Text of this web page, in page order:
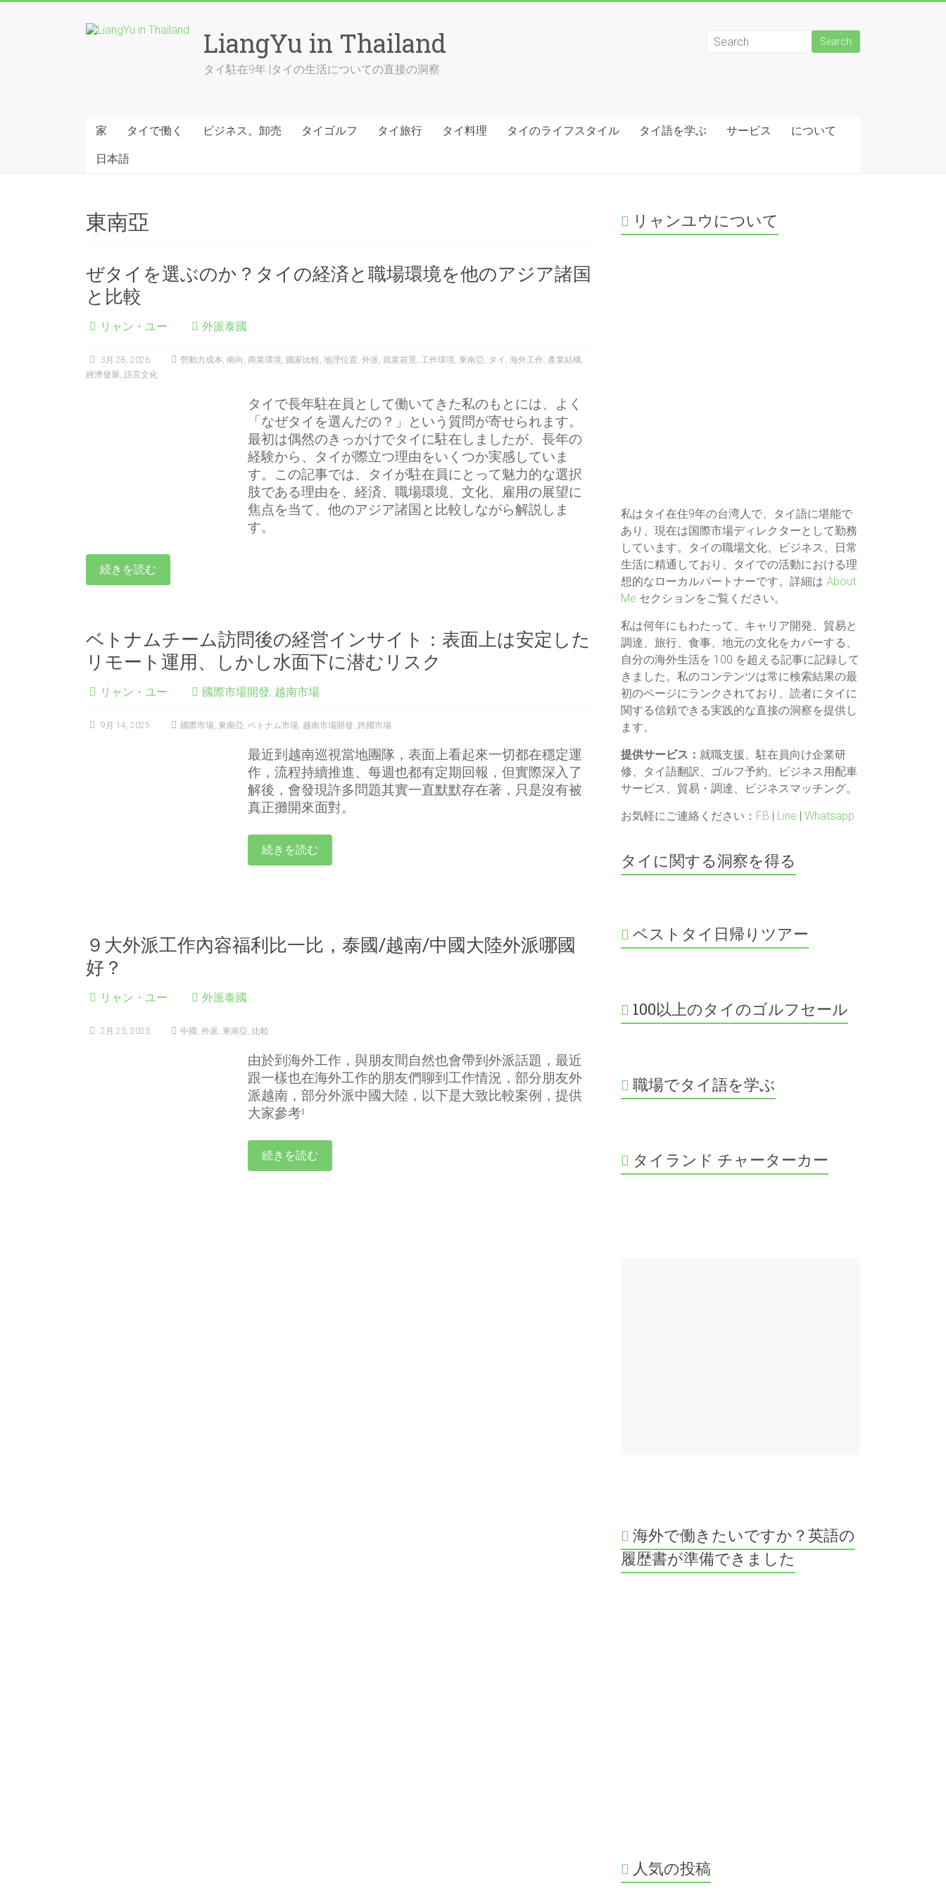
LiangYu in Thailand
タイ駐在9年 |タイの生活についての直接の洞察
家 タイで働く ビジネス。卸売 タイゴルフ タイ旅行 タイ料理 タイのライフスタイル タイ語を学ぶ サービス について
日本語
東南亞
ぜタイを選ぶのか？タイの経済と職場環境を他のアジア諸国
と比較
リャン・ユー 外派泰國
3月 28, 2026 勞動力成本, 南向 , 商業環境, 國家比較, 地理位置, 外派, 就業前景, 工作環境, 東南亞, タイ , 海外工作, 產業結構,
經濟發展, 語言文化
タイで長年駐在員として働いてきた私のもとには、よく
「なぜタイを選んだの？」という質問が寄せられます。
最初は偶然のきっかけでタイに駐在しましたが、長年の
経験から、タイが際立つ理由をいくつか実感していま
す。この記事では、タイが駐在員にとって魅力的な選択
肢である理由を、経済、職場環境、文化、雇用の展望に
焦点を当て、他のアジア諸国と比較しながら解説しま
す。
続きを読む
ベトナムチーム訪問後の経営インサイト：表面上は安定した
リモート運用、しかし水面下に潜むリスク
リャン・ユー 國際市場開發, 越南市場
9月 14, 2025 國際市場, 東南亞, ベトナム市場, 越南市場開發, 跨國市場
最近到越南巡視當地團隊，表面上看起來一切都在穩定運
作，流程持續推進、每週也都有定期回報，但實際深入了
解後，會發現許多問題其實一直默默存在著，只是沒有被
真正攤開來面對。
続きを読む
９大外派工作內容福利比一比，泰國/越南/中國大陸外派哪國
好？
リャン・ユー 外派泰國
2月 23, 2023 中國 外派 東南亞 比較
由於到海外工作，與朋友間自然也會帶到外派話題，最近
跟一樣也在海外工作的朋友們聊到工作情況，部分朋友外
派越南，部分外派中國大陸，以下是大致比較案例，提供
大家參考!
続きを読む
リャンユウについて
私はタイ在住9年の台湾人で、タイ語に堪能で
あり、現在は国際市場ディレクターとして勤務
しています。タイの職場文化、ビジネス、日常
生活に精通しており、タイでの活動における理
想的なローカルパートナーです。詳細はAbout
Me セクションをご覧ください。
私は何年にもわたって、キャリア開発、貿易と
調達、旅行、食事、地元の文化をカバーする、
自分の海外生活を 100 を超える記事に記録して
きました。私のコンテンツは常に検索結果の最
初のページにランクされており、読者にタイに
関する信頼できる実践的な直接の洞察を提供し
ます。
提供サービス：就職支援、駐在員向け企業研
修、タイ語翻訳、ゴルフ予約、ビジネス用配車
サービス、貿易・調達、ビジネスマッチング。
お気軽にご連絡ください： FB | Line |Whatsapp
タイに関する洞察を得る
ベストタイ日帰りツアー
100以上のタイのゴルフセール
職場でタイ語を学ぶ
タイランド チャーターカー
海外で働きたいですか？英語の
履歴書が準備できました
人気の投稿